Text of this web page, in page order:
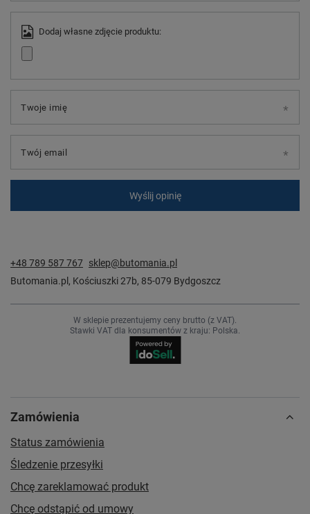
Dodaj własne zdjęcie produktu:
Twoje imię
Twój email
Wyślij opinię
+48 789 587 767 sklep@butomania.pl
Butomania.pl , Kościuszki 27b, 85-079 Bydgoszcz
W sklepie prezentujemy ceny brutto (z VAT).
Stawki VAT dla konsumentów z kraju: Polska.
Zamówienia
Status zamówienia
Śledzenie przesyłki
Chcę zareklamować produkt
Chcę odstąpić od umowy